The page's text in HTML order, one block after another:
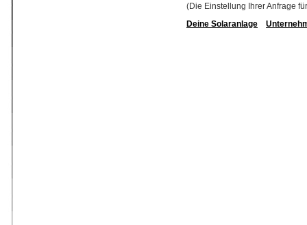
(Die Einstellung Ihrer Anfrage
Deine Solaranlage